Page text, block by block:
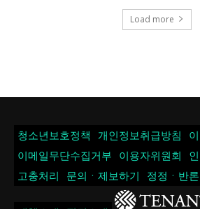
Load more
청소년보호정책 개인정보취급방침
이메일무단수집거부
이용자위원회
고충처리
문의ㆍ제보하기 정정ㆍ반